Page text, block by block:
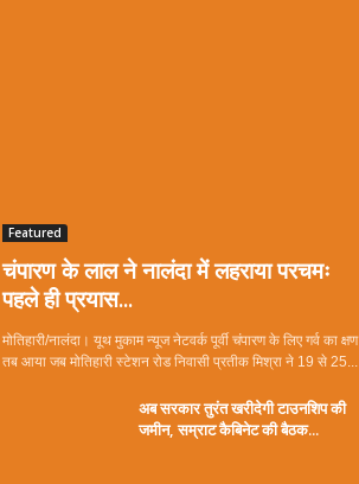
Featured
चंपारण के लाल ने नालंदा में लहराया परचमः
पहले ही प्रयास...
मोतिहारी/नालंदा। यूथ मुकाम न्यूज नेटवर्क पूर्वी चंपारण के लिए गर्व का क्षण
तब आया जब मोतिहारी स्टेशन रोड निवासी प्रतीक मिश्रा ने 19 से 25...
अब सरकार तुरंत खरीदेगी टाउनशिप की
जमीन, सम्राट कैबिनेट की बैठक...